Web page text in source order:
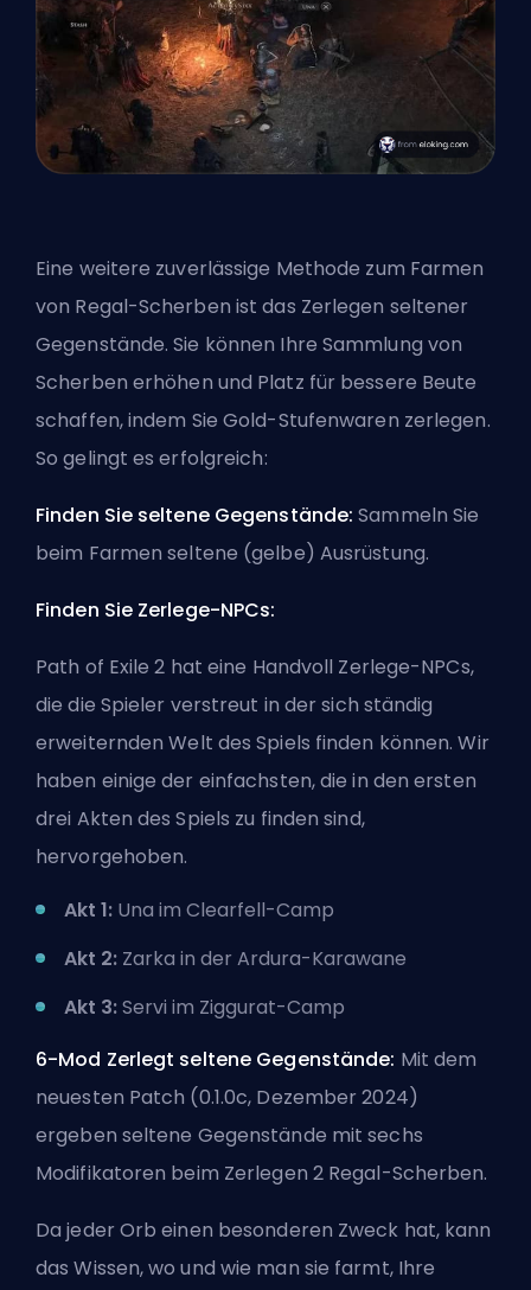
Eine weitere zuverlässige Methode zum Farmen
von Regal-Scherben ist das Zerlegen seltener
Gegenstände. Sie können Ihre Sammlung von
Scherben erhöhen und Platz für bessere Beute
schaffen, indem Sie Gold-Stufenwaren zerlegen.
So gelingt es erfolgreich:
Finden Sie seltene Gegenstände:Sammeln Sie
beim Farmen seltene (gelbe) Ausrüstung.
Finden Sie Zerlege-NPCs:
Path of Exile 2 hat eine Handvoll Zerlege-NPCs,
die die Spieler verstreut in der sich ständig
erweiternden Welt des Spiels finden können. Wir
haben einige der einfachsten, die in den ersten
drei Akten des Spiels zu finden sind,
hervorgehoben.
Akt 1: Una im Clearfell-Camp
Akt 2: Zarka in der Ardura-Karawane
Akt 3:Servi im Ziggurat-Camp
6-Mod Zerlegt seltene Gegenstände: Mit dem
neuesten Patch (0.1.0c, Dezember 2024)
ergeben seltene Gegenstände mit sechs
Modifikatoren beim Zerlegen 2 Regal-Scherben.
Da jeder Orb einen besonderen Zweck hat, kann
das Wissen, wo und wie man sie farmt, Ihre